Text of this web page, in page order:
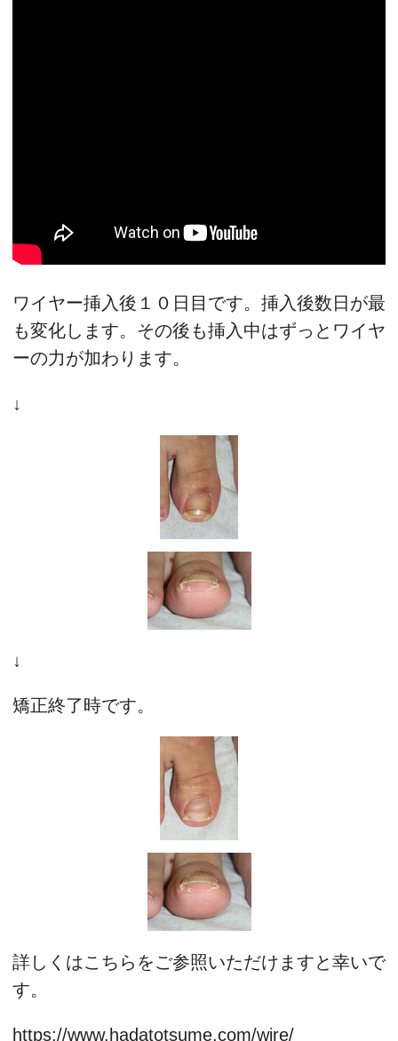
ワイヤー挿入後１０日目です。挿入後数日が最
も変化します。その後も挿入中はずっとワイヤ
ーの力が加わります。
↓
↓
矯正終了時です。
詳しくはこちらをご参照いただけますと幸いで
す。
https://www.hadatotsume.com/wire/